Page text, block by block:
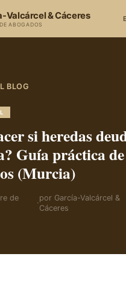
Valcárcel & Cáceres
ABOGADOS
BLOG
si heredas
Guía práctica
(Murcia)
de
·
por García-Valcárcel &
Cáceres